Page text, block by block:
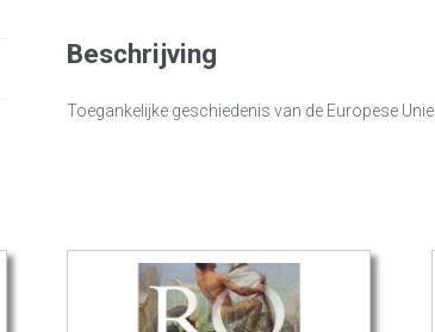
Beschrijving
Toegankelijke geschiedenis van de Europese Unie